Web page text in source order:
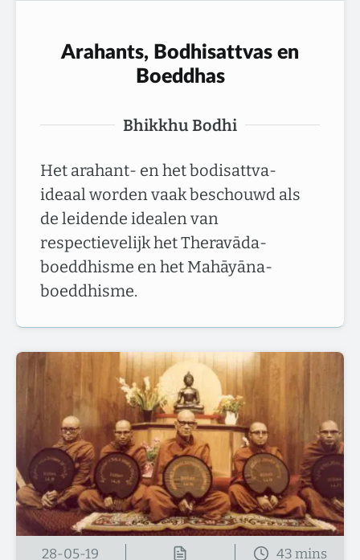
Arahants, Bodhisattvas en
Boeddhas
Bhikkhu Bodhi
Het arahant- en het bodisattva-
ideaal worden vaak beschouwd als
de leidende idealen van
respectievelijk het Theravāda-
boeddhisme en het Mahāyāna-
boeddhisme.
28-05-19